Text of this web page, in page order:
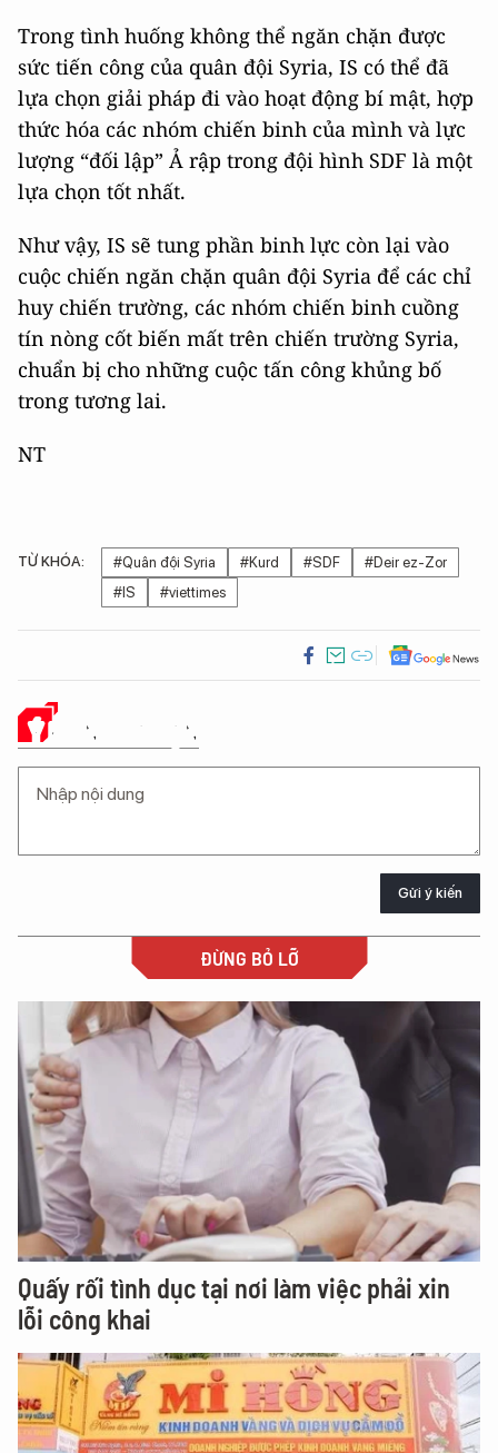
Trong tình huống không thể ngăn chặn được
sức tiến công của quân đội Syria, IS có thể đã
lựa chọn giải pháp đi vào hoạt động bí mật, hợp
thức hóa các nhóm chiến binh của mình và lực
lượng “đối lập” Ả rập trong đội hình SDF là một
lựa chọn tốt nhất.
Như vậy, IS sẽ tung phần binh lực còn lại vào
cuộc chiến ngăn chặn quân đội Syria để các chỉ
huy chiến trường, các nhóm chiến binh cuồng
tín nòng cốt biến mất trên chiến trường Syria,
chuẩn bị cho những cuộc tấn công khủng bố
trong tương lai.
NT
TỪ KHÓA: #Quân đội Syria #Kurd #SDF
#Deir ez-Zor
#IS
#viettimes
Ý KIẾN CỦA BẠN
Gửi ý kiến
ĐỪNG BỎ LỠ
Quấy rối tình dục tại nơi làm việc phải xin
lỗi công khai